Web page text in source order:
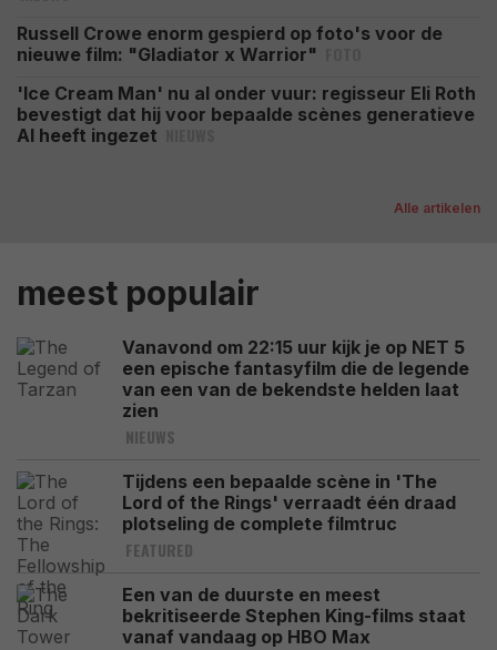
Russell Crowe enorm gespierd op foto's voor de
nieuwe film: "Gladiator x Warrior"
'Ice Cream Man' nu al onder vuur: regisseur Eli Roth
bevestigt dat hij voor bepaalde scènes generatieve
AI heeft ingezet
Alle artikelen
meest populair
Vanavond om 22:15 uur kijk je op NET 5
een epische fantasyfilm die de legende
van een van de bekendste helden laat
zien
NIEUWS
Tijdens een bepaalde scène in 'The
Lord of the Rings' verraadt één draad
plotseling de complete filmtruc
FEATURED
Een van de duurste en meest
bekritiseerde Stephen King-films staat
vanaf vandaag op HBO Max